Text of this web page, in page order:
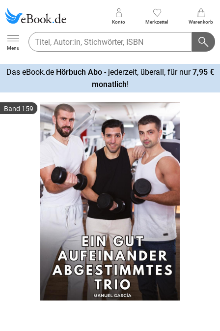
Ebook.de
Menu
Konto Merkzettel Warenkorb
Das eBook.de Hörbuch Abo- jederzeit, überall, für nur7,95 €
monatlich!
Band 159